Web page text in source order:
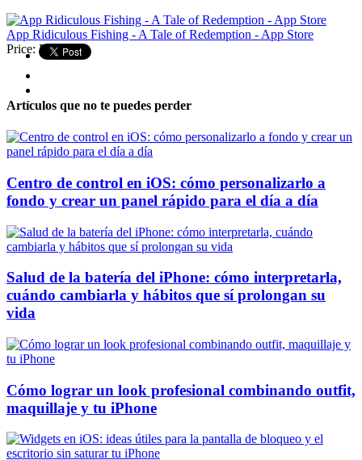
App Ridiculous Fishing - A Tale of Redemption - App Store
Price: Free
Artículos que no te puedes perder
Centro de control en iOS: cómo personalizarlo a
fondo y crear un panel rápido para el día a día
Salud de la batería del iPhone: cómo interpretarla,
cuándo cambiarla y hábitos que sí prolongan su
vida
Cómo lograr un look profesional combinando outfit,
maquillaje y tu iPhone